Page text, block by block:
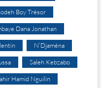
Boy Trésor
Dana Jonathan
N’Djaména
Saleh Kebzabo
Hamid Nguilin